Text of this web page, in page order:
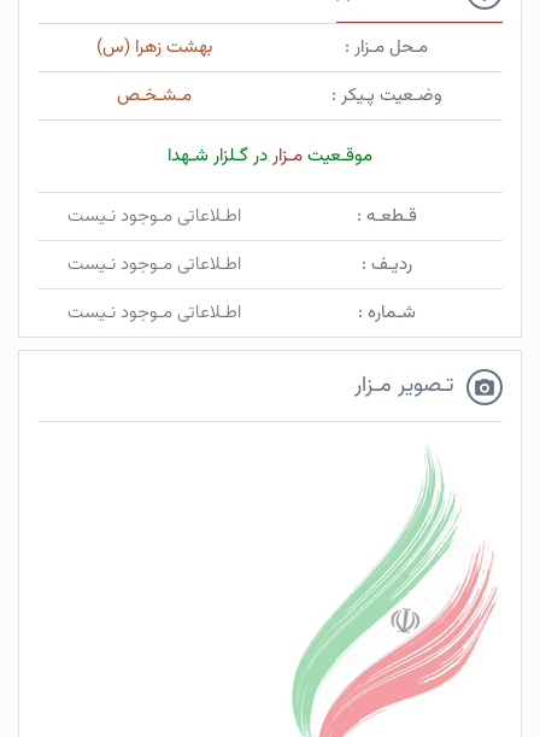
مـحل مـزار :
بهشت زهرا (س)
وضـعیت پـیکر :
مـشـخـص
موقـعیتمـزاردر گـلزار شـهدا
قـطعـه :
اطـلاعاتی مـوجود نـیست
ردیـف :
اطـلاعاتی مـوجود نـیست
شـماره :
اطـلاعاتی مـوجود نـیست
تـصویر مـزار